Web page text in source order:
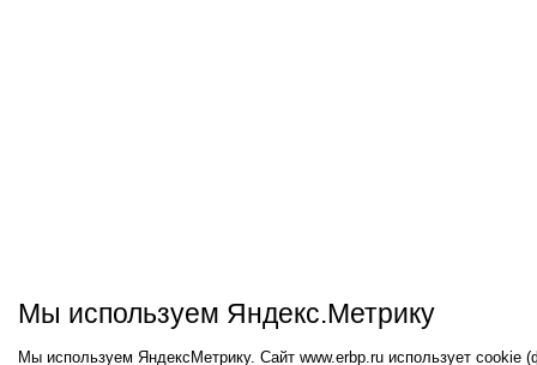
Мы используем Яндекс.Метрику
Мы используем ЯндексМетрику. Сайт www.erbp.ru использует